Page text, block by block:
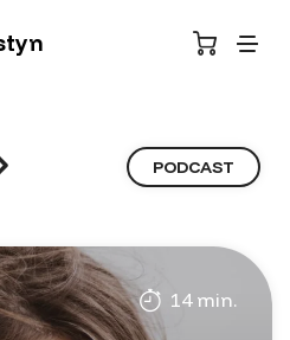
PODCAST
14 min.